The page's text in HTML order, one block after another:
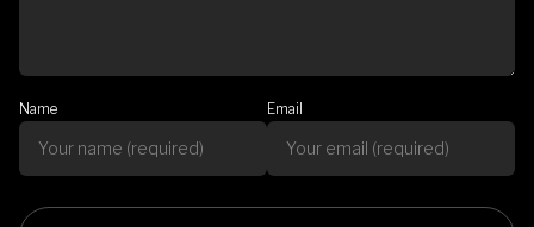
Name Email